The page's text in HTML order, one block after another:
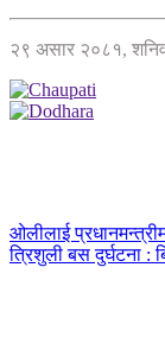
२९ असार २०८१,
ओलीलाई
त्रिशुली बस दुर्घटना :